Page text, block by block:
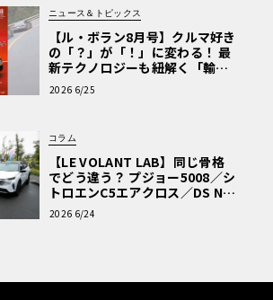
ニュース＆トピックス
【ル・ボラン8月号】クルマ好き
の「？」が「！」に変わる！ 最
新テクノロジーも紐解く「輸入
車Q&A」
2026 6/25
コラム
【LE VOLANT LAB】同じ骨格
でどう違う？ プジョー5008／シ
トロエンC5エアクロス／DS Nº4
読者一気乗りレポート
2026 6/24